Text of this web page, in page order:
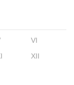
VI
XII